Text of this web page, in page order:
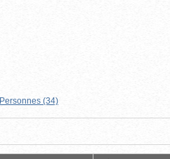
Personnes (34)